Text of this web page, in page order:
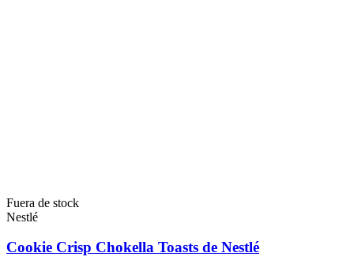
Fuera de stock
Nestlé
Cookie Crisp Chokella Toasts de Nestlé